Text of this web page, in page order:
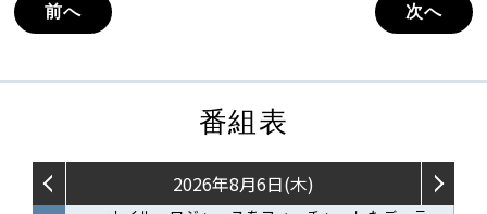
前へ 次へ
番組表